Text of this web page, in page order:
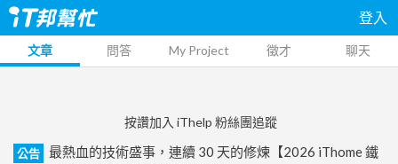
登入
文章 問答 My Project 徵才 聊天
按讚加入 iThelp 粉絲團追蹤
公告
最熱血的技術盛事，連續 30 天的修煉【2026 iThome 鐵